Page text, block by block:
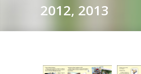
2012, 2013